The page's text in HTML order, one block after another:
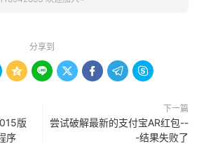
分享到
     
版
序
下一篇
尝试破解最新的支付宝AR红包--
-结果失败了